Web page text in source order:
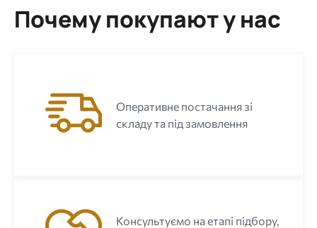
Почему покупают у нас
Оперативне постачання зі
складу та під замовлення
Консультуємо на етапі підбору,